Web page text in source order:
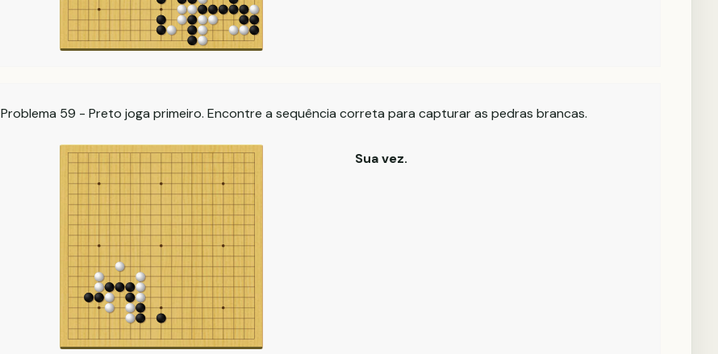
Problema 59 - Preto joga primeiro. Encontre a sequência correta para capturar as pedras brancas.
Sua vez.